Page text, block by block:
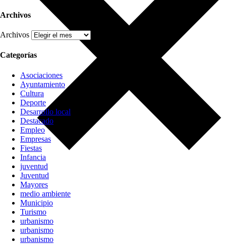
Archivos
Archivos
Categorías
Asociaciones
Ayuntamiento
Cultura
Deporte
Desarrollo local
Destacado
Empleo
Empresas
Fiestas
Infancia
juventud
Juventud
Mayores
medio ambiente
Municipio
Turismo
urbanismo
urbanismo
urbanismo